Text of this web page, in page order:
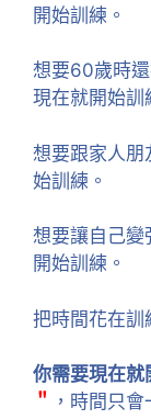
開始訓練。
想要60歲時
現在就開始訓
想要跟家人朋
始訓練。
想要讓自己變
開始訓練。
把時間花在訓
你需要現在就
＂ ，時間只